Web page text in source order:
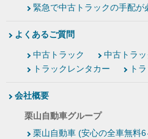
緊急で中古トラックの手配が
よくあるご質問
中古トラック
中古トラ
トラックレンタカー
ト
会社概要
栗山自動車グループ
栗山自動車 (安心の全車無料